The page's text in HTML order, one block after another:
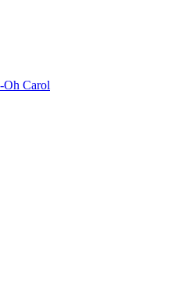
Oh Carol